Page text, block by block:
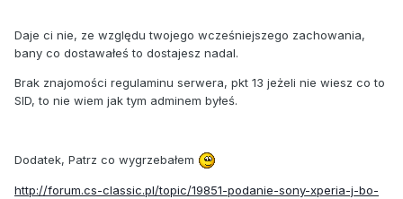
Daje ci nie, ze względu twojego wcześniejszego zachowania,
bany co dostawałeś to dostajesz nadal.
Brak znajomości regulaminu serwera, pkt 13 jeżeli nie wiesz co to
SID, to nie wiem jak tym adminem byłeś.
Dodatek, Patrz co wygrzebałem
http://forum.cs-classic.pl/topic/19851-podanie-sony-xperia-j-bo-